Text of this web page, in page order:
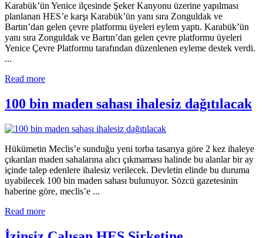
Karabük’ün Yenice ilçesinde Şeker Kanyonu üzerine yapılması
planlanan HES’e karşı Karabük’ün yanı sıra Zonguldak ve
Bartın’dan gelen çevre platformu üyeleri eylem yaptı. Karabük’ün
yanı sıra Zonguldak ve Bartın’dan gelen çevre platformu üyeleri
Yenice Çevre Platformu tarafından düzenlenen eyleme destek verdi.
...
Read more
100 bin maden sahası ihalesiz dağıtılacak
Hükümetin Meclis’e sunduğu yeni torba tasarıya göre 2 kez ihaleye
çıkarılan maden sahalarına alıcı çıkmaması halinde bu alanlar bir ay
içinde talep edenlere ihalesiz verilecek. Devletin elinde bu duruma
uyabilecek 100 bin maden sahası bulunuyor. Sözcü gazetesinin
haberine göre, meclis’e ...
Read more